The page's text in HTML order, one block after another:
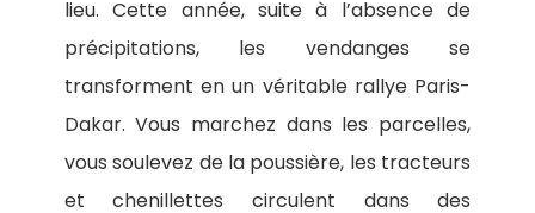
lieu. Cette année, suite à l’absence de
précipitations, les vendanges se
transforment en un véritable rallye Paris-
Dakar. Vous marchez dans les parcelles,
vous soulevez de la poussière, les tracteurs
et chenillettes circulent dans des